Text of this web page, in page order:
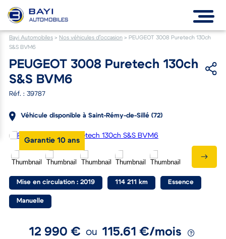
Bayi Automobiles> Nos véhicules d’occasion> PEUGEOT 3008 Puretech 130ch
S&S BVM6
PEUGEOT 3008 Puretech 130ch
S&S BVM6
Réf. : 39787
Véhicule disponible à Saint-Rémy-de-Sillé (72)
Garantie 10 ans
Mise en circulation : 2019 114 211 km Essence
Manuelle
12 990 € ou 115.61 €/mois